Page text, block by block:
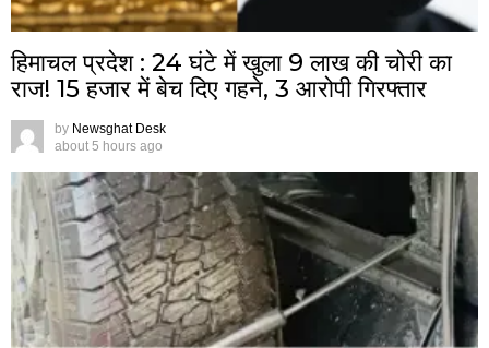
हिमाचल प्रदेश : 24 घंटे में खुला 9 लाख की चोरी का
राज! 15 हजार में बेच दिए गहने, 3 आरोपी गिरफ्तार
by Newsghat Desk
about 5 hours ago